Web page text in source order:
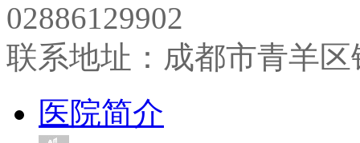
02886129902
联系地址：成都市青羊
医院简介